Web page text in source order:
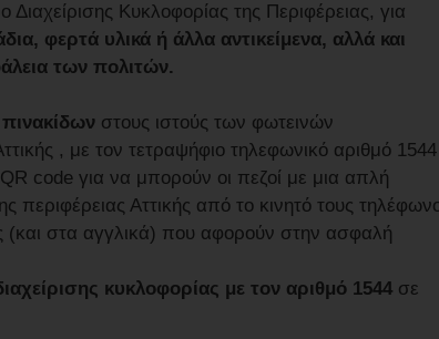
Κυκλοφορίας της Περιφέρειας, για
φερτά υλικά ή άλλα αντικείμενα, αλλά και
των πολιτών.
στους ιστούς των φωτεινών
, με τον τετραψήφιο τηλεφωνικό αριθμό 1544
code για να μπορούν οι πεζοί με μια απλή
περιφέρειας Αττικής από το κινητό τους
στα αγγλικά) που αφορούν στην ασφαλή
κυκλοφορίας με τον αριθμό 1544 σε